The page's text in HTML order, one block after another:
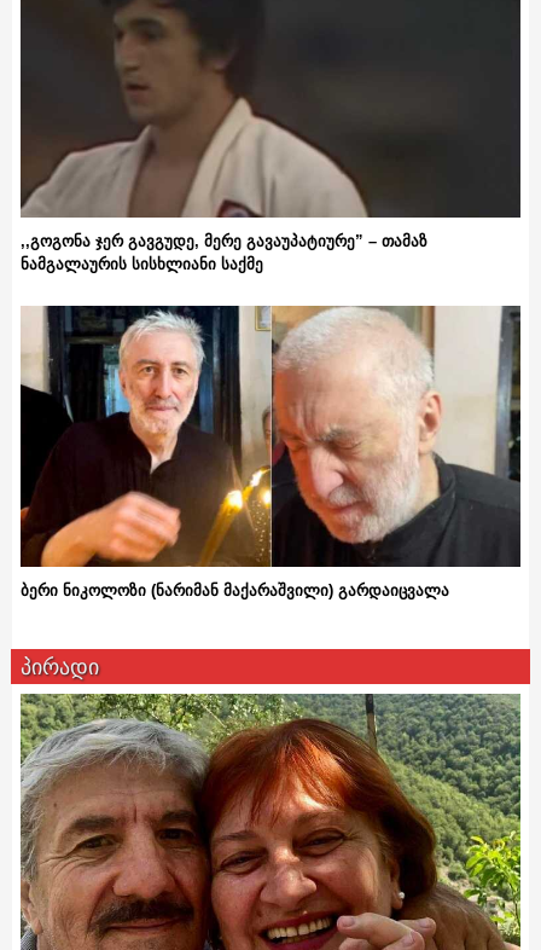
,,გოგონა ჯერ გავგუდე, მერე გავაუპატიურე” – თამაზ
ნამგალაურის სისხლიანი საქმე
ბერი ნიკოლოზი (ნარიმან მაქარაშვილი) გარდაიცვალა
პირადი